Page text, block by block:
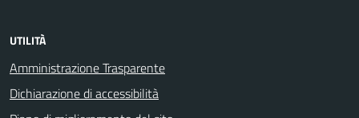
UTILITÀ
Amministrazione Trasparente
Dichiarazione di accessibilità